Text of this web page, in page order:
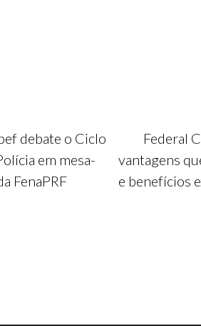
debate o Ciclo
em mesa-
FenaPRF
Federal
vantagens
e benefícios